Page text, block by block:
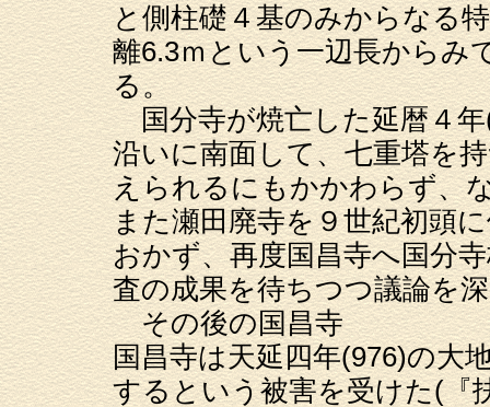
と側柱礎４基のみからなる
離6.3ｍという一辺長からみ
る。
国分寺が焼亡した延暦４年
沿いに南面して、七重塔を
えられるにもかかわらず、
また瀬田廃寺を９世紀初頭
おかず、再度国昌寺へ国分
査の成果を待ちつつ議論を
その後の国昌寺
国昌寺は天延四年(976)の大
するという被害を受けた(『